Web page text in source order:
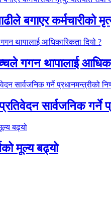
बगाएर कर्मचारीको
गगन थापालाई
सार्वजनिक गर्ने
मूल्य बढ्यो